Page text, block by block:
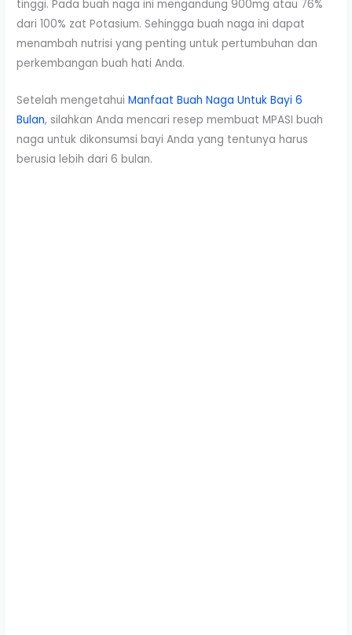
tinggi. Pada buah naga ini mengandung 900mg atau 76%
dari 100% zat Potasium. Sehingga buah naga ini dapat
menambah nutrisi yang penting untuk pertumbuhan dan
perkembangan buah hati Anda.
Setelah mengetahuiManfaat Buah Naga Untuk Bayi 6
Bulan, silahkan Anda mencari resep membuat MPASI buah
naga untuk dikonsumsi bayi Anda yang tentunya harus
berusia lebih dari 6 bulan.